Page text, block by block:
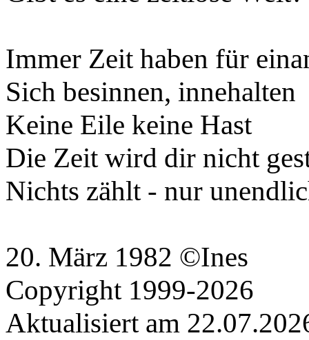
Immer Zeit haben für
Sich besinnen, innehalten
Keine Eile keine Hast
Die Zeit wird dir nicht
Nichts zählt - nur
20. März 1982 ©Ines
Copyright 1999-2026
Aktualisiert am